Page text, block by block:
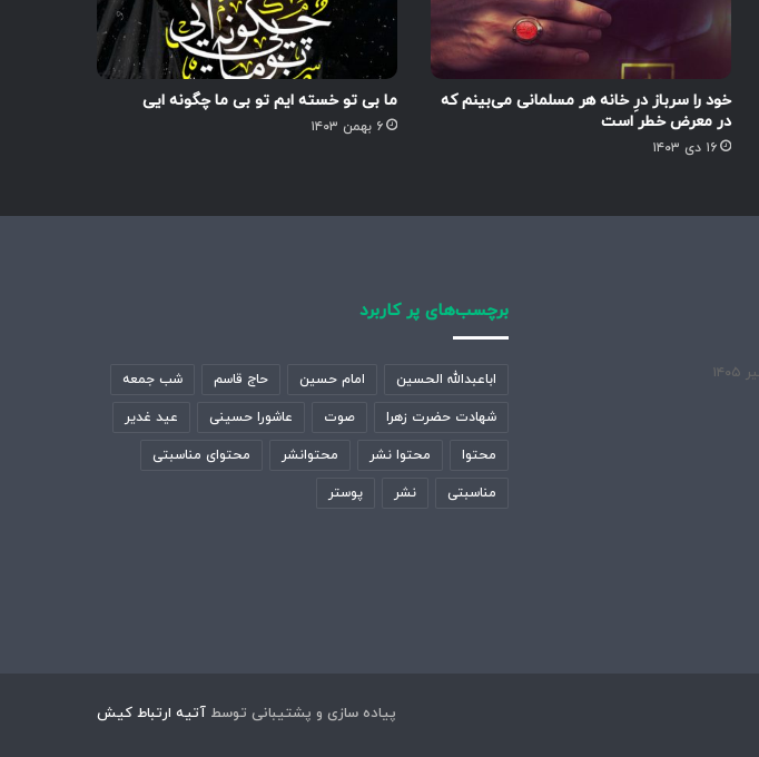
خود را سرباز درِ خانه هر مسلمانی می‌بینم که
در معرض خطر است
۱۶ دی ۱۴۰۳
ما بی تو خسته ایم تو بی ما چگونه ایی
۶ بهمن ۱۴۰۳
برچسب‌های پر کاربرد
اباعبدالله الحسین امام حسین حاج قاسم شب جمعه
شهادت حضرت زهرا صوت عاشورا حسینی عید غدیر
محتوا محتوا نشر محتوانشر محتوای مناسبتی
مناسبتی نشر پوستر
پیاده سازی و پشتیبانی توسط آتیه ارتباط کیش